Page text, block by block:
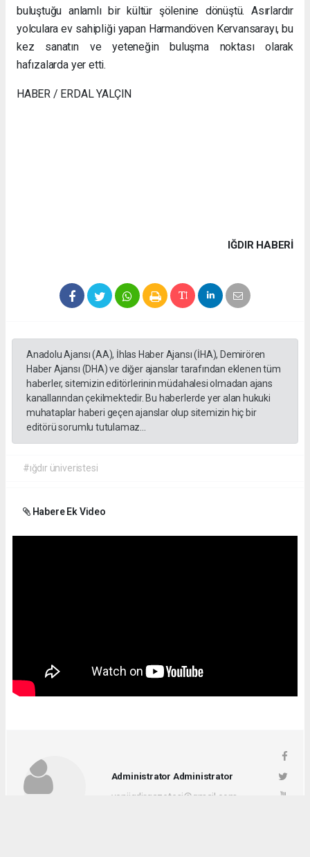
buluştuğu anlamlı bir kültür şölenine dönüştü. Asırlardır
yolculara ev sahipliği yapan Harmandöven Kervansarayı, bu
kez sanatın ve yeteneğin buluşma noktası olarak
hafızalarda yer etti.
HABER / ERDAL YALÇIN
IĞDIR HABERİ
Anadolu Ajansı (AA), İhlas Haber Ajansı (İHA), Demirören
Haber Ajansı (DHA) ve diğer ajanslar tarafından eklenen tüm
haberler, sitemizin editörlerinin müdahalesi olmadan ajans
kanallarından çekilmektedir. Bu haberlerde yer alan hukuki
muhataplar haberi geçen ajanslar olup sitemizin hiç bir
editörü sorumlu tutulamaz...
#ığdır üniveristesi
Habere Ek Video
Administrator Administrator
yeniigdirgazetesi@gmail.com